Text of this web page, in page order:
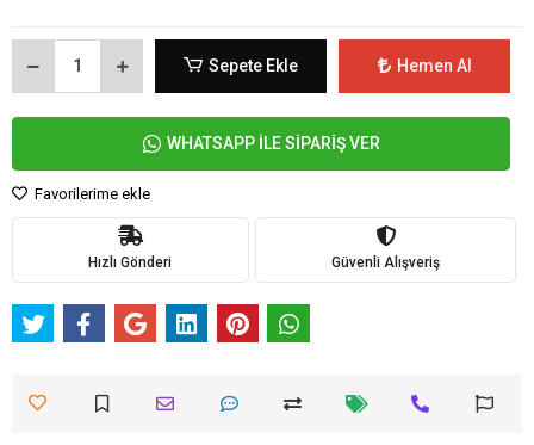
Sepete Ekle Hemen Al
WHATSAPP İLE SİPARİŞ VER
Favorilerime ekle
Hızlı Gönderi Güvenli Alışveriş